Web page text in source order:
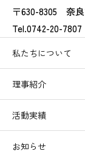
〒630-8305 奈良
Tel.0742-20-
私たちについて
理事紹介
活動実績
お知らせ